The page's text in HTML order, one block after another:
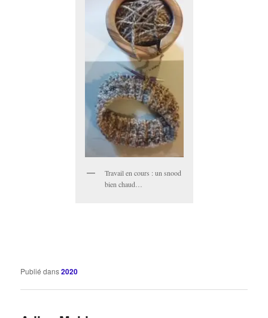
Travail en cours : un snood
bien chaud…
Publié dans2020